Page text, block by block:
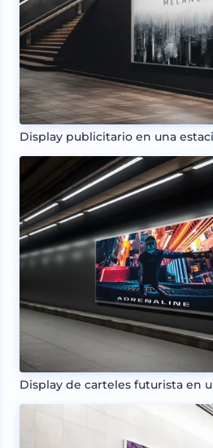
Display publicitario en una
Display de carteles futurista en